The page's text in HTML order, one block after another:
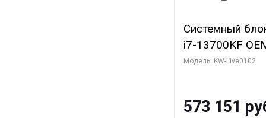
Системный
i7-13700KF
7, C16 8EC/
Turbo/ 960 ГБ
Модель: KW-Live0102
573 151